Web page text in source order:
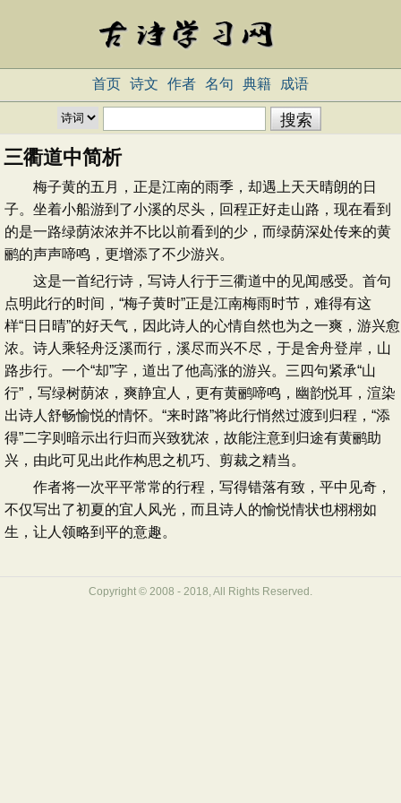
首页 诗文 作者 名句 典籍 成语
三衢道中简析
梅子黄的五月，正是江南的雨季，却遇上天天晴朗的日
子。坐着小船游到了小溪的尽头，回程正好走山路，现在看到
的是一路绿荫浓浓并不比以前看到的少，而绿荫深处传来的黄
鹂的声声啼鸣，更增添了不少游兴。
这是一首纪行诗，写诗人行于三衢道中的见闻感受。首句
点明此行的时间，“梅子黄时”正是江南梅雨时节，难得有这
样“日日晴”的好天气，因此诗人的心情自然也为之一爽，游兴愈
浓。诗人乘轻舟泛溪而行，溪尽而兴不尽，于是舍舟登岸，山
路步行。一个“却”字，道出了他高涨的游兴。三四句紧承“山
行”，写绿树荫浓，爽静宜人，更有黄鹂啼鸣，幽韵悦耳，渲染
出诗人舒畅愉悦的情怀。“来时路”将此行悄然过渡到归程，“添
得”二字则暗示出行归而兴致犹浓，故能注意到归途有黄鹂助
兴，由此可见出此作构思之机巧、剪裁之精当。
作者将一次平平常常的行程，写得错落有致，平中见奇，
不仅写出了初夏的宜人风光，而且诗人的愉悦情状也栩栩如
生，让人领略到平的意趣。
Copyright © 2008 - 2018, All Rights Reserved.